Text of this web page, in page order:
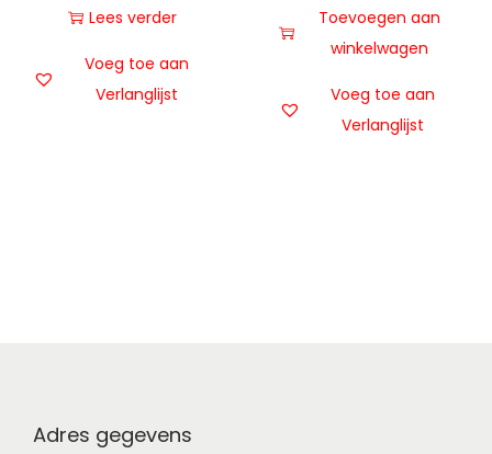
Lees verder
Voeg toe aan
Verlanglijst
Toevoegen aan
winkelwagen
Voeg toe aan
Verlanglijst
Adres gegevens